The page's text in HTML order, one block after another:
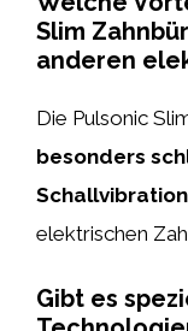
Slim
anderen
Die Pulsonic
besonders
elektrischen
Gibt es